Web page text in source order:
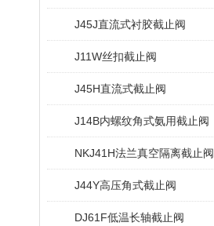
J45J直流式衬胶截止阀
J11W丝扣截止阀
J45H直流式截止阀
J14B内螺纹角式氨用截止阀
NKJ41H法兰真空隔离截止阀
J44Y高压角式截止阀
DJ61F低温长轴截止阀